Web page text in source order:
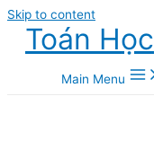
Skip to content
Toán Học
Main Menu